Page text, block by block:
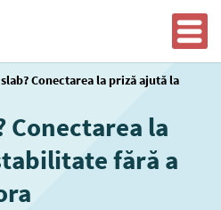
Conectarea la priză ajută la
Conectarea la
fără a